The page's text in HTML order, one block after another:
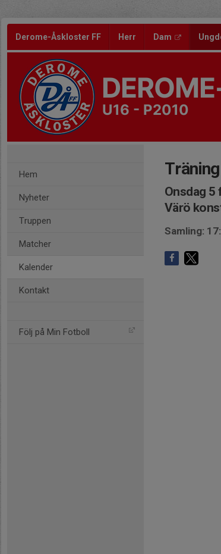
Derome-Åskloster FF Herr Dam
U16 - P2010
Hem
Nyheter
Truppen
Matcher
Kalender
Kontakt
Följ på Min Fotboll
Onsdag 5
Värö
Samling: